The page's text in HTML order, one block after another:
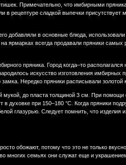
Примечательно, что имбирными
рецептуре сладкой выпечки
добавляли в основные блюда,
ярмарках всегда продавали пряники самых
пряника. Город когда–то
искусство изготовления имбирных
Нередко пряники расписывали золотой
мукой, до пласта толщиной 3 см. При
духовке при 150–180 °С. Когда пряники
глазурью. Следует помнить, что изделия
обожают, потому что это не только
многих семьях они служат еще и